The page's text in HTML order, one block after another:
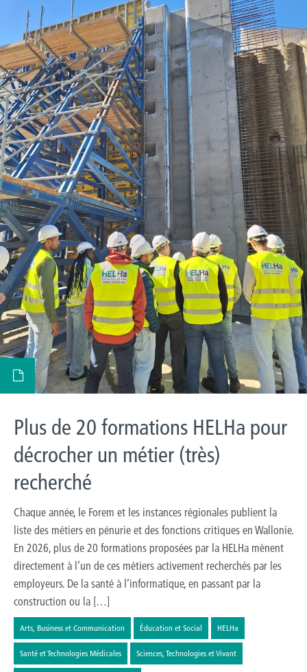
Plus de 20 formations HELHa pour
décrocher un métier (très)
recherché
Chaque année, le Forem et les instances régionales publient la
liste des métiers en pénurie et des fonctions critiques en Wallonie.
En 2026, plus de 20 formations proposées par la HELHa mènent
directement à l’un de ces métiers activement recherchés par les
employeurs. De la santé à l’informatique, en passant par la
construction ou la […]
Arts, Business et Communication Éducation et Social HELHa
Santé et Technologies Médicales Sciences, Technologies et Vivant